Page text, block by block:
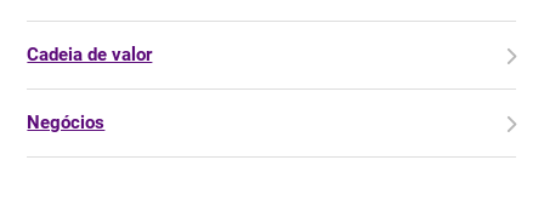
Cadeia de valor
Negócios